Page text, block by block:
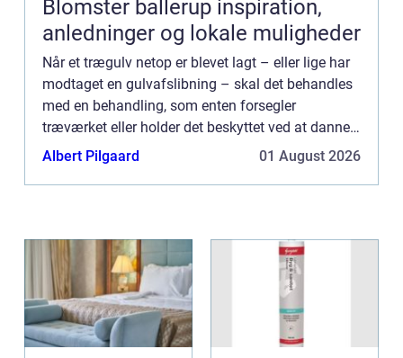
Blomster ballerup inspiration,
anledninger og lokale muligheder
Når et trægulv netop er blevet lagt – eller lige har
modtaget en gulvafslibning – skal det behandles
med en behandling, som enten forsegler
træværket eller holder det beskyttet ved at danne
en hinde i selve tr&aeli...
Albert Pilgaard 01 August 2026